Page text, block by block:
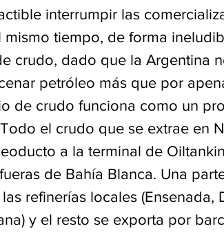
interrumpir las
tiempo, de forma
crudo, dado que la Argentina
petróleo más que por
de crudo funciona como un
el crudo que se extrae en
a la terminal de
de Bahía Blanca. Una
refinerías locales (Ensenada,
y el resto se exporta por